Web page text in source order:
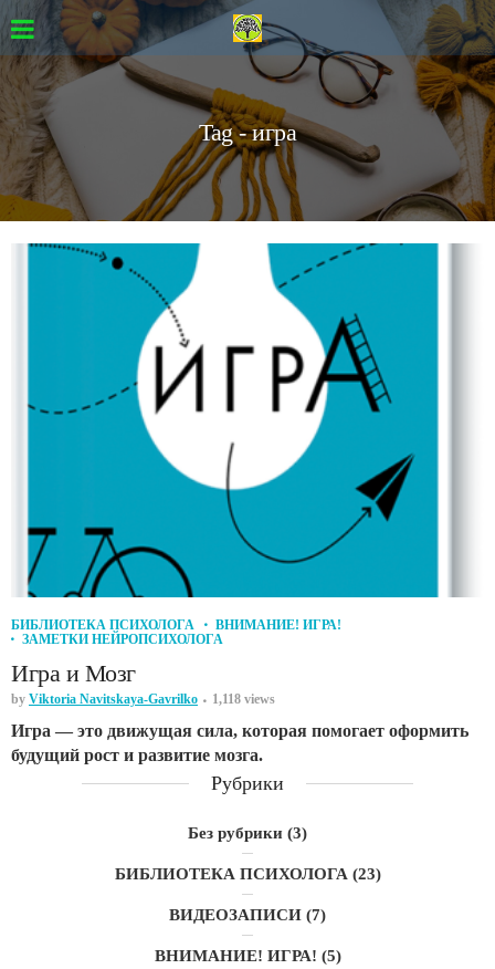
Tag - игра
БИБЛИОТЕКА ПСИХОЛОГА
ВНИМАНИЕ! ИГРА!
ЗАМЕТКИ НЕЙРОПСИХОЛОГА
Игра и Мозг
by Viktoria Navitskaya-Gavrilko 1,118 views
Игра — это движущая сила, которая помогает оформить
будущий рост и развитие мозга.
Рубрики
Без рубрики (3)
БИБЛИОТЕКА ПСИХОЛОГА(23)
ВИДЕОЗАПИСИ (7)
ВНИМАНИЕ! ИГРА! (5)